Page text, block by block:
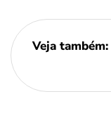
Veja também: